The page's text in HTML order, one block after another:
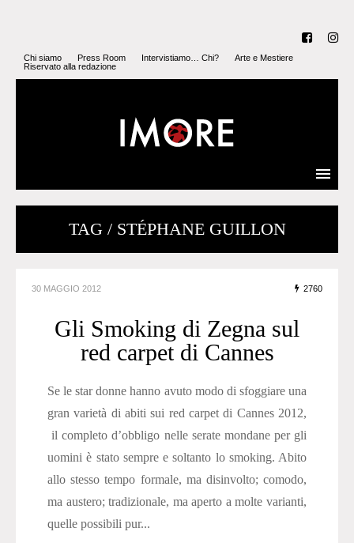
Chi siamo Press Room Intervistiamo… Chi?
Arte e Mestiere
Riservato alla redazione
TAG / STÉPHANE GUILLON
30 MAGGIO 2012 2760
Gli Smoking di Zegna sul
red carpet di Cannes
Se le star donne hanno avuto modo di sfoggiare una
gran varietà di abiti sui red carpet di Cannes 2012,
il completo d’obbligo nelle serate mondane per gli
uomini è stato sempre e soltanto lo smoking. Abito
allo stesso tempo formale, ma disinvolto; comodo,
ma austero; tradizionale, ma aperto a molte varianti,
quelle possibili pur...